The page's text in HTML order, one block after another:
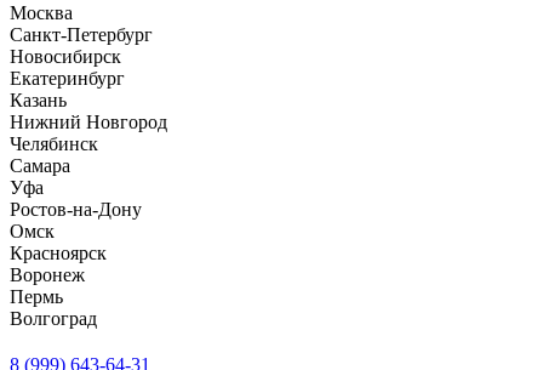
Москва
Санкт-Петербург
Новосибирск
Екатеринбург
Казань
Нижний Новгород
Челябинск
Самара
Уфа
Ростов-на-Дону
Омск
Красноярск
Воронеж
Пермь
Волгоград
8 (999) 643-64-31